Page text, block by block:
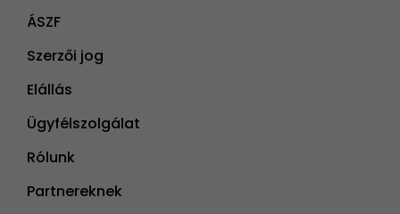
ÁSZF
Szerzői jog
Elállás
Ügyfélszolgálat
Rólunk
Partnereknek